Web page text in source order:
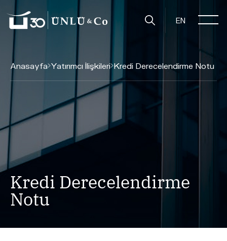
EN
Anasayfa Yatırımcı İlişkileri Kredi Derecelendirme Notu
Kredi Derecelendirme
Notu